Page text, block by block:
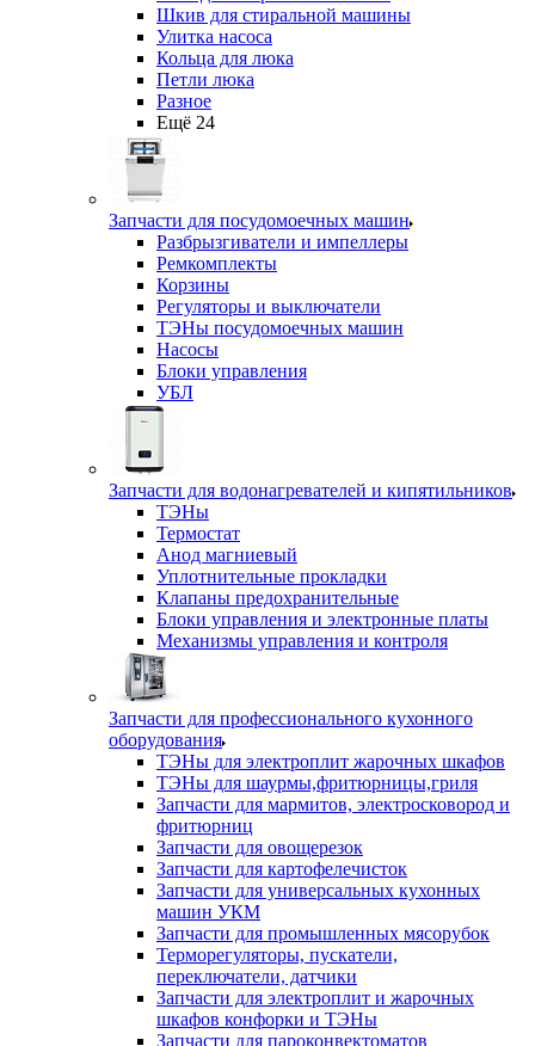
Шкив для стиральной машины
Улитка насоса
Кольца для люка
Петли люка
Разное
Ещё 24
Запчасти для посудомоечных машин
Разбрызгиватели и импеллеры
Ремкомплекты
Корзины
Регуляторы и выключатели
ТЭНы посудомоечных машин
Насосы
Блоки управления
УБЛ
Запчасти для водонагревателей и кипятильников
ТЭНы
Термостат
Анод магниевый
Уплотнительные прокладки
Клапаны предохранительные
Блоки управления и электронные платы
Механизмы управления и контроля
Запчасти для профессионального кухонного
оборудования
ТЭНы для электроплит жарочных шкафов
ТЭНы для шаурмы,фритюрницы,гриля
Запчасти для мармитов, электросковород и
фритюрниц
Запчасти для овощерезок
Запчасти для картофелечисток
Запчасти для универсальных кухонных
машин УКМ
Запчасти для промышленных мясорубок
Терморегуляторы, пускатели,
переключатели, датчики
Запчасти для электроплит и жарочных
шкафов конфорки и ТЭНы
Запчасти для пароконвектоматов